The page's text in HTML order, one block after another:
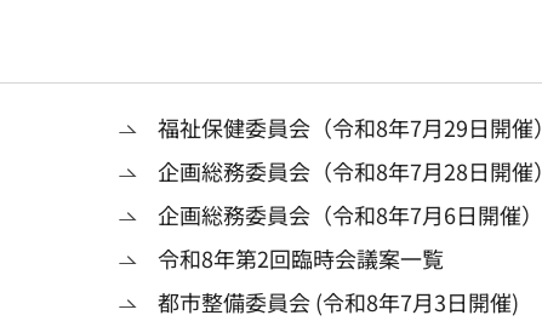
福祉保健委員会（令和8年7月29日開催）
企画総務委員会（令和8年7月28日開催）
企画総務委員会（令和8年7月6日開催）
令和8年第2回臨時会議案一覧
都市整備委員会 (令和8年7月3日開催)